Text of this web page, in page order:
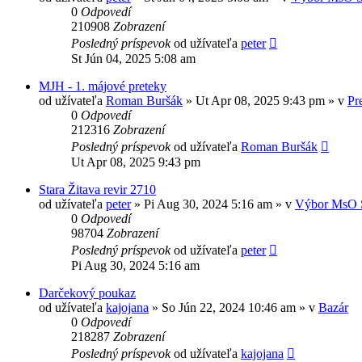
0 Odpovedí
210908 Zobrazení
Posledný príspevokod užívateľa peter
St Jún 04, 2025 5:08 am
MJH - 1. májové preteky
od užívateľa Roman Buršák » Ut Apr 08, 2025 9:43 pm » v
0 Odpovedí
212316 Zobrazení
Posledný príspevokod užívateľa Roman Buršák
Ut Apr 08, 2025 9:43 pm
Stara Žitava revir 2710
od užívateľa peter» Pi Aug 30, 2024 5:16 am » v Výbor MsO
0 Odpovedí
98704 Zobrazení
Posledný príspevokod užívateľa peter
Pi Aug 30, 2024 5:16 am
Darčekový poukaz
od užívateľa kajojana » So Jún 22, 2024 10:46 am » v Bazár
0 Odpovedí
218287 Zobrazení
Posledný príspevokod užívateľa kajojana